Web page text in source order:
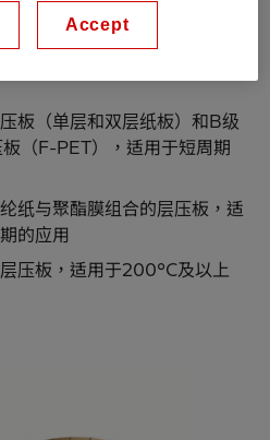
板（单层和双层纸板）和B级
板（F-PET），适用于短周期
纸与聚酯膜组合的层压板，适
的应用
压板，适用于200°C及以上
Accept